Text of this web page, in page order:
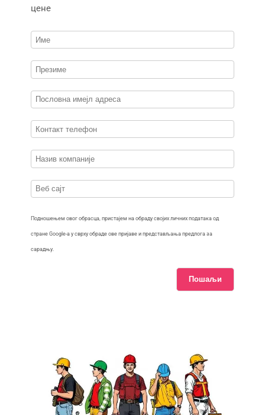
цене
Подношењем овог обрасца, пристајем на обраду својих личних података од
стране Google-а у сврху обраде ове пријаве и представљања предлога за
сарадњу.
Пошаљи